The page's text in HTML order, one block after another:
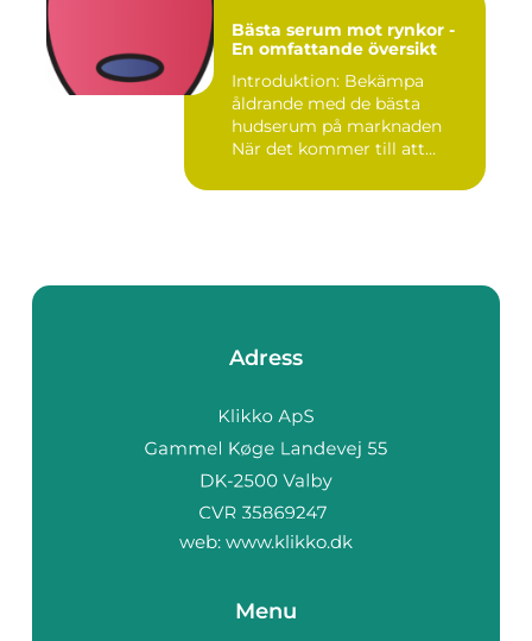
Bästa serum mot rynkor -
En omfattande översikt
Introduktion: Bekämpa
åldrande med de bästa
hudserum på marknaden
När det kommer till att
Adress
web: www.klikko.dk
Menu